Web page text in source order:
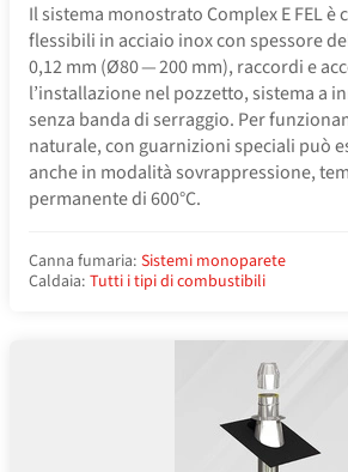
Il sistema monostrato Complex E FEL
flessibili in acciaio inox con spessore
0,12 mm (Ø80 — 200 mm), raccordi e
l’installazione nel pozzetto, sistema a
senza banda di serraggio. Per
naturale, con guarnizioni speciali può
anche in modalità sovrappressione,
permanente di 600°C.
Canna fumaria: Sistemi monoparete
Caldaia: Tutti i tipi di combustibili